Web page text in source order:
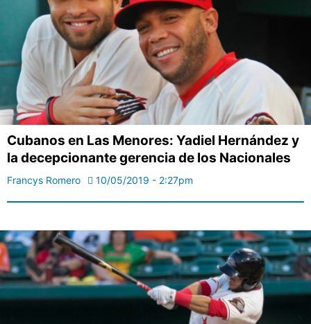
Cubanos en Las Menores: Yadiel Hernández y
la decepcionante gerencia de los Nacionales
Francys Romero 10/05/2019 - 2:27pm